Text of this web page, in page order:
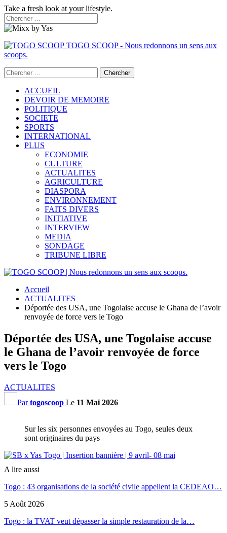
Take a fresh look at your lifestyle.
TOGO SCOOP - Nous redonnons un sens aux
scoops.
ACCUEIL
DEVOIR DE MEMOIRE
POLITIQUE
SOCIETE
SPORTS
INTERNATIONAL
PLUS
ECONOMIE
CULTURE
ACTUALITES
AGRICULTURE
DIASPORA
ENVIRONNEMENT
FAITS DIVERS
INITIATIVE
INTERVIEW
MEDIA
SONDAGE
TRIBUNE LIBRE
Accueil
ACTUALITES
Déportée des USA, une Togolaise accuse le Ghana de l’avoir
renvoyée de force vers le Togo
Déportée des USA, une Togolaise accuse
le Ghana de l’avoir renvoyée de force
vers le Togo
ACTUALITES
Partogoscoop Le 11 Mai 2026
Sur les six personnes envoyées au Togo, seules deux
sont originaires du pays
A lire aussi
Togo : 43 organisations de la société civile appellent la CEDEAO…
5 Août 2026
Togo : la TVAT veut dépasser la simple restauration de la…